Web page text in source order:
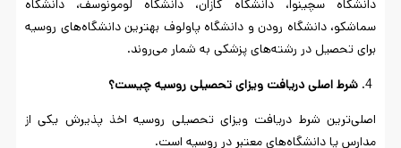
دانشگاه سچینوا، دانشگاه کازان، دانشگاه لومونوسف، دانشگاه
سماشکو، دانشگاه رودن و دانشگاه پاولوف بهترین دانشگاه‌های روسیه
برای تحصیل در رشته‌های پزشکی به شمار می‌روند.
شرط اصلی دریافت ویزای تحصیلی روسیه چیست؟
اصلی‌ترین شرط دریافت ویزای تحصیلی روسیه اخذ پذیرش یکی از
مدارس یا دانشگاه‌های معتبر در روسیه است.